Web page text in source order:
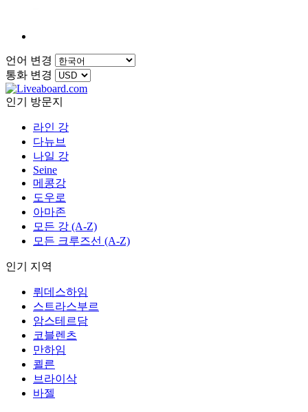
언어 변경
통화 변경
인기 방문지
라인 강
다뉴브
나일 강
Seine
메콩강
도우로
아마존
모든 강 (A-Z)
모든 크루즈선 (A-Z)
인기 지역
뤼데스하임
스트라스부르
암스테르담
코블렌츠
만하임
쾰른
브라이삭
바젤